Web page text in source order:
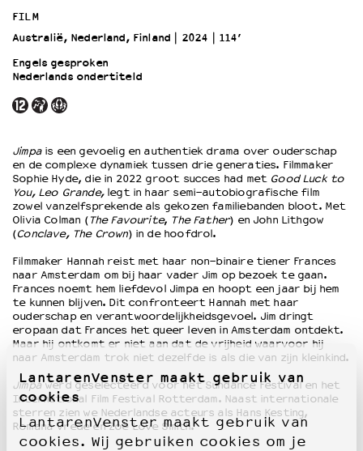
LantarenVenster maakt gebruik van
cookies
LantarenVenster maakt gebruik van
cookies. Wij gebruiken cookies om je
OVER LANTARENVENSTER
Wat we doen
Werken bij
Wie is wie
Partners
Huisregels
Privacyverklaring
Integriteits- en gedragscode
Duurzaamheid
Culturele boycot Israël
Ruimte voor artistieke vrijheid – VNPF
FILM
Australië, Nederland, Finland
2024
114’
Engels gesproken
Nederlands ondertiteld
Jimpais een gevoelig en authentiek drama over ouderschap
en de complexe dynamiek tussen drie generaties. Filmmaker
Sophie Hyde, die in 2022 groot succes had met Good Luck to
You, Leo Grande, legt in haar semi-autobiografische film
zowel vanzelfsprekende als gekozen familiebanden bloot. Met
Olivia Colman (The Favourite, The Father) en John Lithgow
(Conclave, The Crown) in de hoofdrol.
Filmmaker Hannah reist met haar non-binaire tiener Frances
naar Amsterdam om bij haar vader Jim op bezoek te gaan.
Frances noemt hem liefdevol Jimpa en hoopt een jaar bij hem
te kunnen blijven. Dit confronteert Hannah met haar
ouderschap en verantwoordelijkheidsgevoel. Jim dringt
eropaan dat Frances het queer leven in Amsterdam ontdekt.
Maar hij ontkomt er niet aan dat de vrijheid waarvoor hij
naar Amsterdam trok niet dezelfde is als die van zijn kleinkind.
Jimpawerd geselecteerd voor het Sundance Festival en het
International Film Festival Rotterdam. Naast internationale
sterren zien we Nederlandse acteurs als Hans Kesting,
Romana Vrede en Zoë Love Smith.